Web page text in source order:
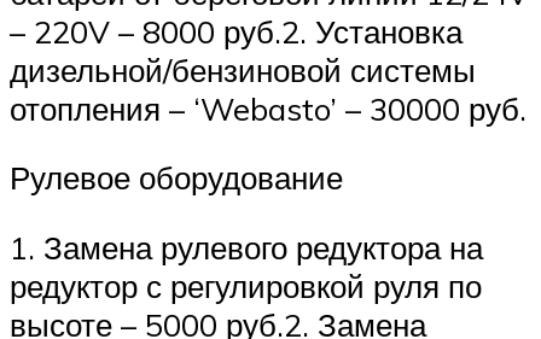
– 220V – 8000 руб.2. Установка
дизельной/бензиновой системы
отопления – ‘Webasto’ – 30000 руб.
Рулевое оборудование
1. Замена рулевого редуктора на
редуктор с регулировкой руля по
высоте – 5000 руб.2. Замена